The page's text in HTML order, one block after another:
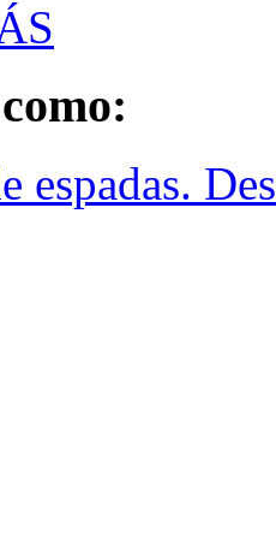
espadas.